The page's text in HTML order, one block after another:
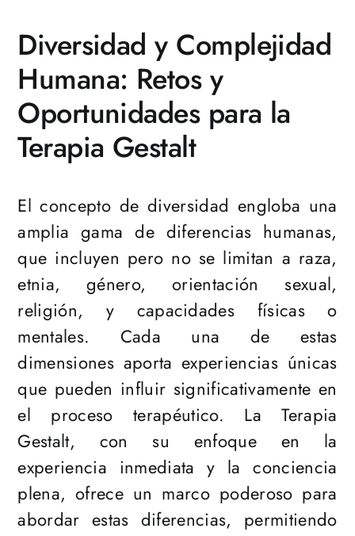
Diversidad y Complejidad
Humana: Retos y
Oportunidades para la
Terapia Gestalt
El concepto de diversidad engloba una
amplia gama de diferencias humanas,
que incluyen pero no se limitan a raza,
etnia, género, orientación sexual,
religión, y capacidades físicas o
mentales. Cada una de estas
dimensiones aporta experiencias únicas
que pueden influir significativamente en
el proceso terapéutico. La Terapia
Gestalt, con su enfoque en la
experiencia inmediata y la conciencia
plena, ofrece un marco poderoso para
abordar estas diferencias, permitiendo